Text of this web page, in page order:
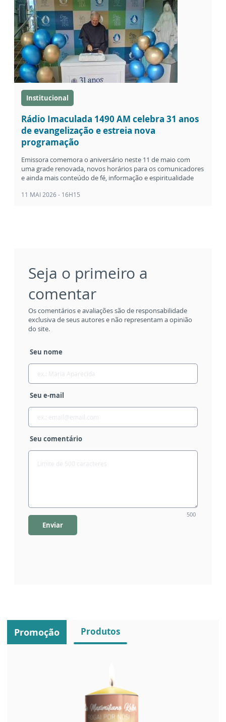
Institucional
Rádio Imaculada 1490 AM celebra 31 anos
de evangelização e estreia nova
programação
Emissora comemora o aniversário neste 11 de maio com
uma grade renovada, novos horários para os comunicadores
e ainda mais conteúdo de fé, informação e espiritualidade
11 MAI 2026 - 16H15
Seja o primeiro a
comentar
Os comentários e avaliações são de responsabilidade
exclusiva de seus autores e não representam a opinião
do site.
Seu nome
Seu e-mail
Seu comentário
500
Enviar
Promoção Produtos